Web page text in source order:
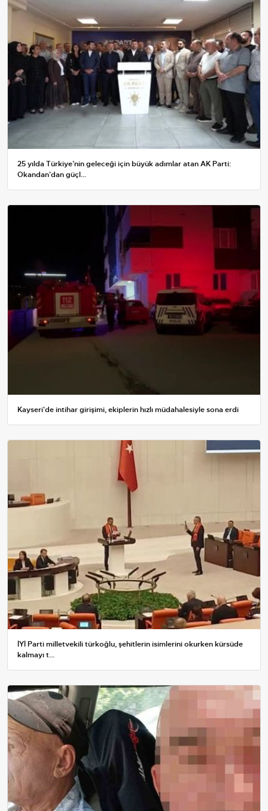
25 yılda Türkiye’nin geleceği için büyük adımlar atan AK Parti:
Okandan'dan güçl...
Kayseri'de intihar girişimi, ekiplerin hızlı müdahalesiyle sona erdi
İYİ Parti milletvekili türkoğlu, şehitlerin isimlerini okurken kürsüde
kalmayı t...